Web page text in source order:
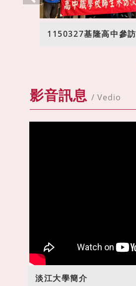
1150327基隆高中參訪
影音訊息 / Vedio
淡江大學簡介